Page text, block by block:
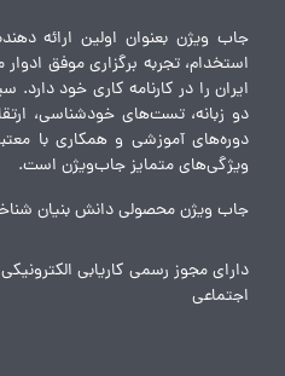
جاب ویژن بعنوان اولین ارائه
استخدام، تجربه برگزاری موفق
ایران را در کارنامه کاری خود
دو زبانه، تست‌های خودشناسی،
دوره‌های آموزشی و همکاری با
ویژگی‌های متمایز جاب‌ویژن است.
جاب ویژن محصولی دانش بنیان
دارای مجوز رسمی کاریابی
اجتماعی